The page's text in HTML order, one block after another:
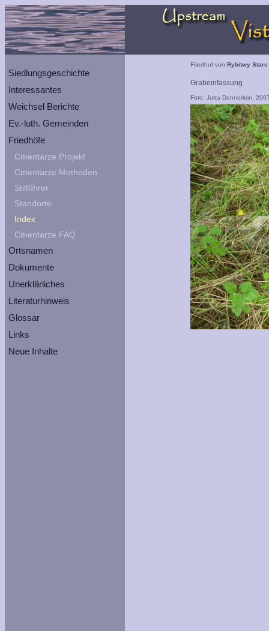
Siedlungsgeschichte
Interessantes
Weichsel Berichte
Ev.-luth. Gemeinden
Friedhöfe
Cmentarze Projekt
Cmentarze Methoden
Stilführer
Standorte
Index
Cmentarze FAQ
Ortsnamen
Dokumente
Unerklärliches
Literaturhinweis
Glossar
Links
Neue Inhalte
Friedhof von Rybitwy Stare
Grabeinfassung
Foto: Jutta Dennerlein,